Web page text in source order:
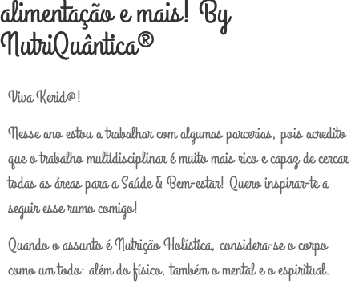
alimentação e mais! By
NutriQuântica®
Viva Kerid@!
Nesse ano estou a trabalhar com algumas parcerias, pois acredito
que o trabalho multidisciplinar é muito mais rico e capaz de cercar
todas as áreas para a Saúde & Bem-estar! Quero inspirar-te a
seguir esse rumo comigo!
Quando o assunto é Nutrição Holística, considera-se o corpo
como um todo: além do físico, também o mental e o espiritual.